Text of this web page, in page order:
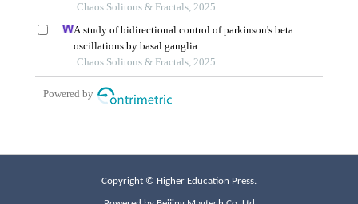
Copyright © Higher Education Press.